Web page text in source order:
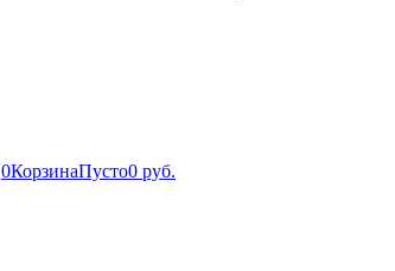
0КорзинаПусто0 руб.